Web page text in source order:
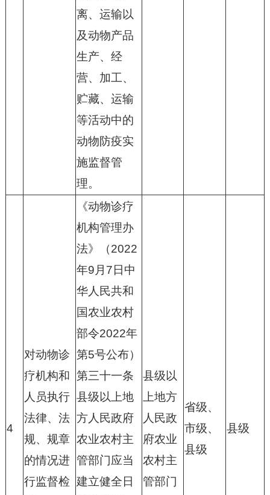
离、运输以
及动物产品
生产、经
营、加工、
贮藏、运输
等活动中的
动物防疫实
施监督管
理。
4
对动物诊
疗机构和
人员执行
法律、法
规、规章
的情况进
行监督检
《动物诊疗
机构管理办
法》（2022
年9月7日中
华人民共和
国农业农村
部令2022年
第5号公布）
第三十一条
县级以上地
方人民政府
农业农村主
管部门应当
建立健全日
县级以
上地方
人民政
府农业
农村主
管部门
省级、
市级、
县级
县级